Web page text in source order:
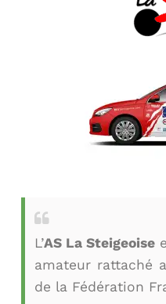
L’AS La Steigeoise
amateur rattaché
de la Fédération